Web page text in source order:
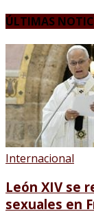
ÚLTIMAS
Internacional
León XIV se
sexuales en